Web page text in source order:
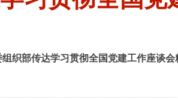
织部传达学习贯彻全国党建工作座谈